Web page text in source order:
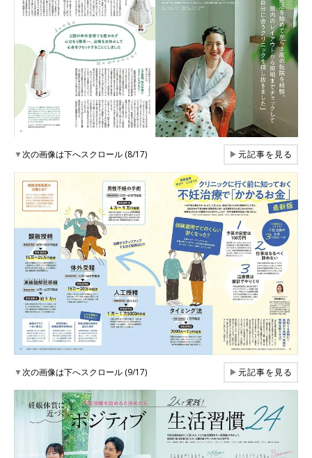
▼次の画像は下へスクロール (8/17) ▶元記事を見る
▼次の画像は下へスクロール (9/17) ▶元記事を見る